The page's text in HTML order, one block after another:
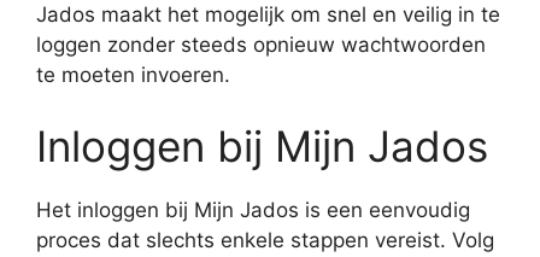
Jados maakt het mogelijk om snel en veilig in te
loggen zonder steeds opnieuw wachtwoorden
te moeten invoeren.
Inloggen bij Mijn Jados
Het inloggen bij Mijn Jados is een eenvoudig
proces dat slechts enkele stappen vereist. Volg